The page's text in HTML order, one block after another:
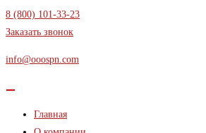
Перейти
к
8 (800) 101-33-23
Заказать звонок
info@ooospn.com
Главная